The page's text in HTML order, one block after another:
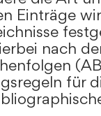
Einträge
nach
für